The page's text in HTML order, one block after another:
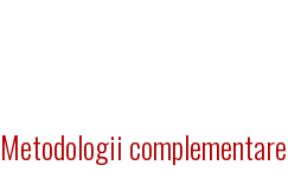
Metodologii complementare